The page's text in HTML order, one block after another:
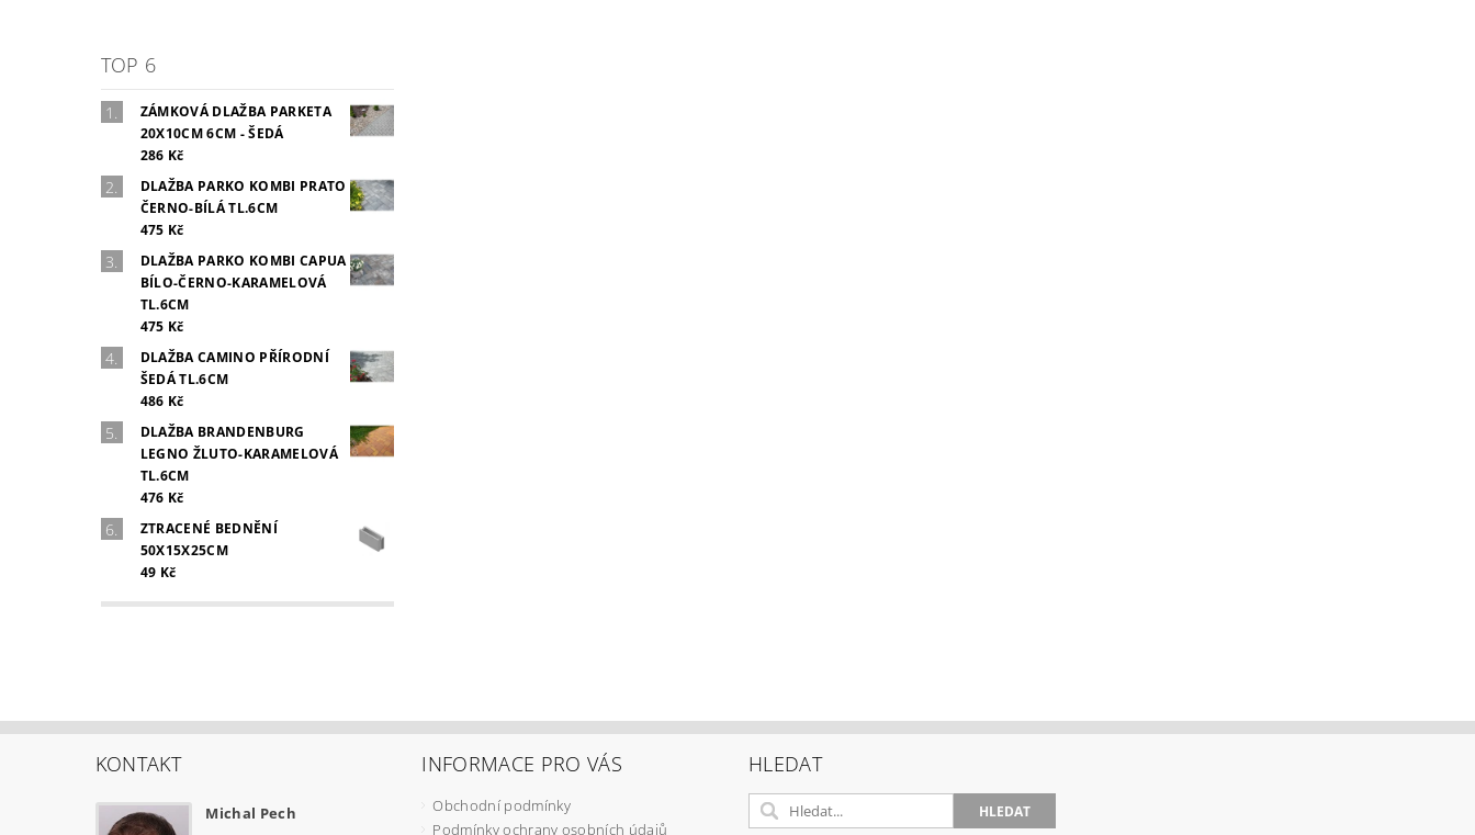
TOP 6
ZÁMKOVÁ DLAŽBA PARKETA
20X10CM 6CM - ŠEDÁ
286 Kč
DLAŽBA PARKO KOMBI PRATO
ČERNO-BÍLÁ TL.6CM
475 Kč
DLAŽBA PARKO KOMBI CAPUA
BÍLO-ČERNO-KARAMELOVÁ
TL.6CM
475 Kč
DLAŽBA CAMINO PŘÍRODNÍ
ŠEDÁ TL.6CM
486 Kč
DLAŽBA BRANDENBURG
LEGNO ŽLUTO-KARAMELOVÁ
TL.6CM
476 Kč
ZTRACENÉ BEDNĚNÍ
50X15X25CM
49 Kč
KONTAKT
Michal Pech
INFORMACE PRO VÁS
Obchodní podmínky
Podmínky ochrany osobních údajů
HLEDAT